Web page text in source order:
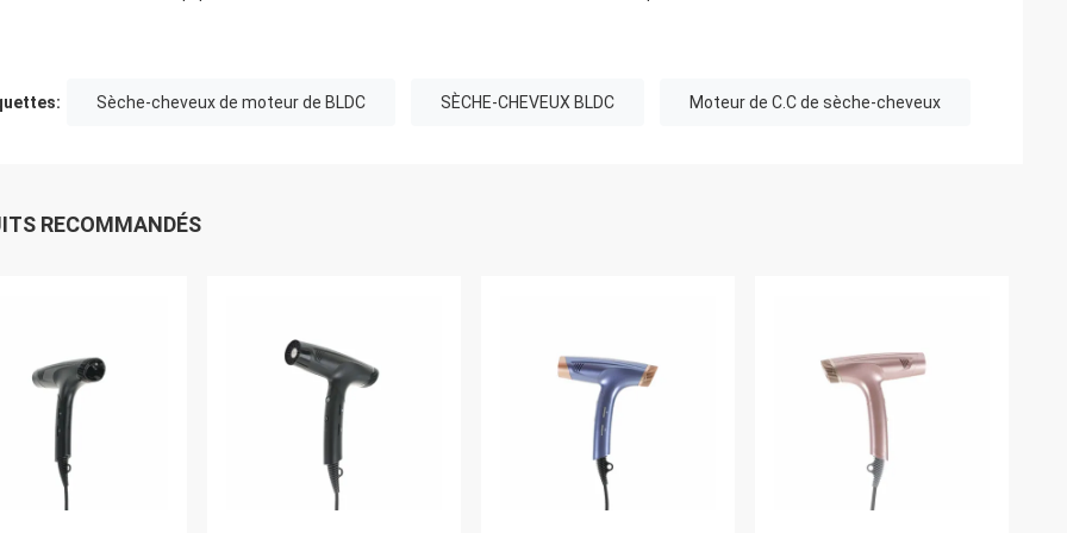
Sèche-cheveux de moteur de BLDC SÈCHE-CHEVEUX BLDC Moteur de C.C de sèche-cheveux
RECOMMANDÉS